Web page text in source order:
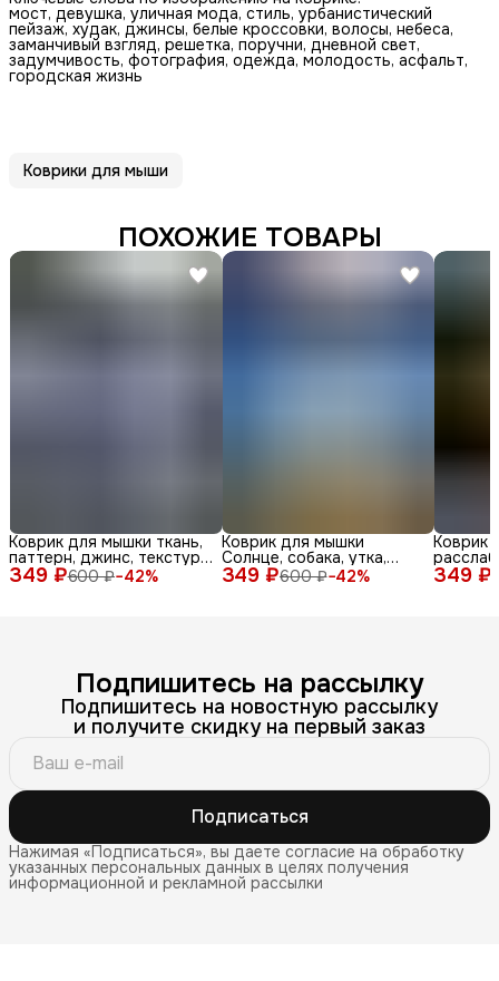
мост, девушка, уличная мода, стиль, урбанистический
пейзаж, худак, джинсы, белые кроссовки, волосы, небеса,
заманчивый взгляд, решетка, поручни, дневной свет,
задумчивость, фотография, одежда, молодость, асфальт,
городская жизнь
Коврики для мыши
ПОХОЖИЕ ТОВАРЫ
349 ₽600 ₽−42%
Коврик для мышки ткань,
паттерн, джинс, текстура,
синий, бел 349 ₽600 ₽−42%
Коврик для мышки
Солнце, собака, утка,
очки, море, доска, ле 349 ₽
Коврик
Подпишитесь на рассылку
Подпишитесь на новостную рассылку
и получите скидку на первый заказ
Подписаться
Нажимая «Подписаться», вы даете согласие на обработку
указанных персональных данных в целях получения
информационной и рекламной рассылки